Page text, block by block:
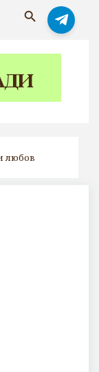
search
любов